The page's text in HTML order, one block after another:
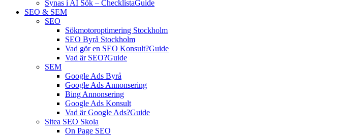
Synas i AI Sök – ChecklistaGuide
SEO & SEM
SEO
Sökmotoroptimering Stockholm
SEO Byrå Stockholm
Vad gör en SEO Konsult?Guide
Vad är SEO?Guide
SEM
Google Ads Byrå
Google Ads Annonsering
Bing Annonsering
Google Ads Konsult
Vad är Google Ads?Guide
Sitea SEO Skola
On Page SEO